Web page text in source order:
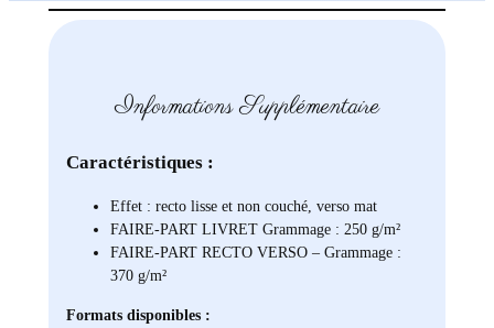
Informations Supplémentaire
Caractéristiques :
Effet : recto lisse et non couché, verso mat
FAIRE-PART LIVRET Grammage : 250 g/m²
FAIRE-PART RECTO VERSO – Grammage :
370 g/m²
Formats disponibles :